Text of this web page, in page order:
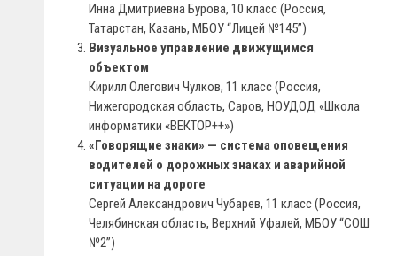
Инна Дмитриевна Бурова, 10 класс (Россия,
Татарстан, Казань, МБОУ “Лицей №145”)
Визуальное управление движущимся
объектом
Кирилл Олегович Чулков, 11 класс (Россия,
Нижегородская область, Саров, НОУДОД «Школа
информатики «ВЕКТОР++»)
«Говорящие знаки» — система оповещения
водителей о дорожных знаках и аварийной
ситуации на дороге
Сергей Александрович Чубарев, 11 класс (Россия,
Челябинская область, Верхний Уфалей, МБОУ “СОШ
№2”)